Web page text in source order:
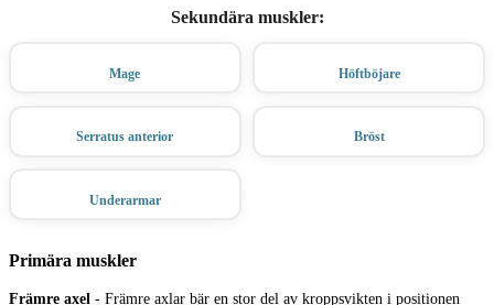
Sekundära muskler:
Mage Höftböjare
Serratus anterior Bröst
Underarmar
Primära muskler
Främre axel - Främre axlar bär en stor del av kroppsvikten i positionen